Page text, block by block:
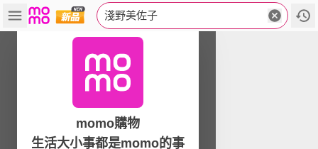
淺野美佐子
momo購物
生活大小事都是momo的事